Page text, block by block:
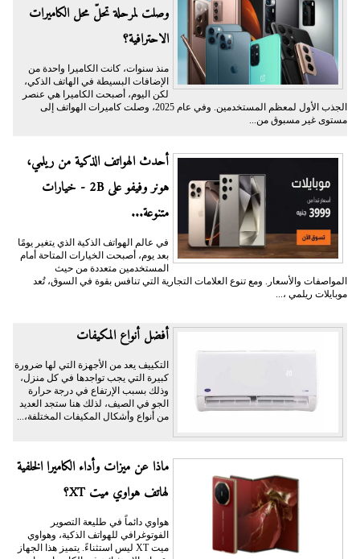
وصلت لمرحلة تحلّ محل الكاميرات
الاحترافية؟
منذ سنوات، كانت الكاميرا واحدة من
الإضافات البسيطة في الهاتف الذكي،
لكن اليوم، أصبحت الكاميرا هي عنصر
الجذب الأول لمعظم المستخدمين. وفي عام 2025، وصلت كاميرات الهواتف إلى
مستوى غير مسبوق من...
أحدث الهواتف الذكية من ريلمي،
هونر وفيفو على 2B - خيارات
متنوعة...
في عالم الهواتف الذكية الذي يتغير يومًا
بعد يوم، أصبحت الخيارات المتاحة أمام
المستخدمين متعددة من حيث
المواصفات والأسعار. ومع تنوع العلامات التجارية التي تنافس بقوة في السوق، تُعد
موبايلات ريلمي ،...
أفضل أنواع المكيفات
التكييف يعد من الأجهزة التي لها ضرورة
كبيرة التي يجب تواجدها في كل منزل،
وذلك بسبب الإرتفاع في درجة حرارة
الجو في الصيف، لذلك هنا ستجد العديد
من أنواع وأشكال المكيفات المختلفة،...
ماذا عن ميزات وأداء الكاميرا الخلفية
لهاتف هواوي ميت XT؟
هواوي دائماً في طليعة التصوير
الفوتوغرافي للهواتف الذكية، وهواوي
ميت XT ليس استثناءً. يتميز هذا الجهاز